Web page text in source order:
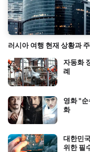
러시아 여행 현재 상황과
자동화
례
영화 "
화
대한민
위한 필